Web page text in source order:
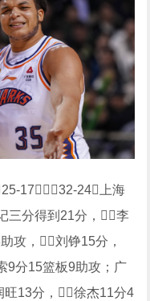
17，32-24（上海
三分得到21分，李
攻，刘铮15分，
9分15篮板9助攻；广
旺13分，徐杰11分4